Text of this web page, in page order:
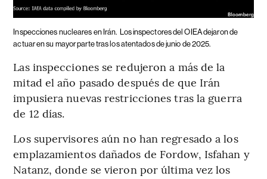
Inspecciones nucleares en Irán. Los inspectores del OIEA dejaron de
actuar en su mayor parte tras los atentados de junio de 2025.
Las inspecciones se redujeron a más de la
mitad el año pasado después de que Irán
impusiera nuevas restricciones tras la guerra
de 12 días.
Los supervisores aún no han regresado a los
emplazamientos dañados de Fordow, Isfahan y
Natanz, donde se vieron por última vez los